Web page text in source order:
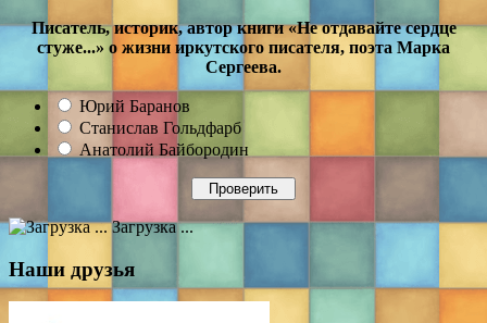
Писатель, историк, автор книги «Не отдавайте сердце
стуже...» о жизни иркутского писателя, поэта Марка
Сергеева.
Юрий Баранов
Станислав Гольдфарб
Анатолий Байбородин
Загрузка ...
Наши друзья